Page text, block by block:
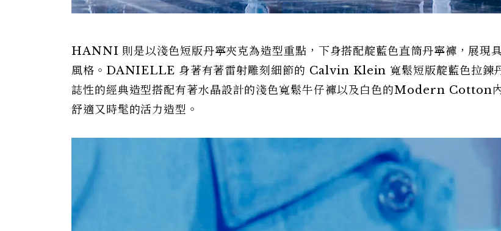
HANNI 則是以淺色短版丹寧夾克為造型重點，下身搭配靛藍色直筒丹寧褲，展現
風格。DANIELLE 身著有著雷射雕刻細節的 Calvin Klein 寬鬆短版靛藍色拉鍊
誌性的經典造型搭配有著水晶設計的淺色寬鬆牛仔褲以及白色的Modern Cotton
舒適又時髦的活力造型。